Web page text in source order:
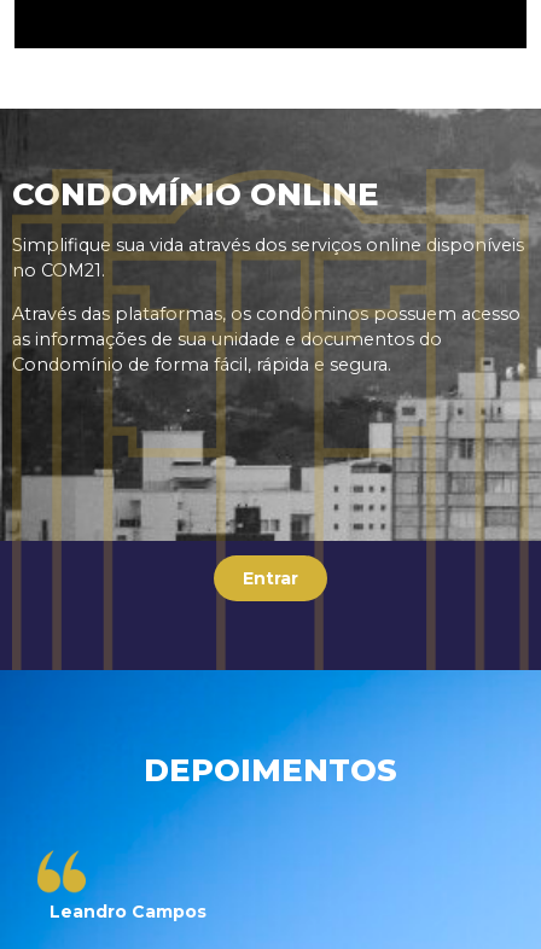
CONDOMÍNIO ONLINE
Simplifique sua vida através dos serviços online disponíveis
no COM21.
Através das plataformas, os condôminos possuem acesso
as informações de sua unidade e documentos do
Condomínio de forma fácil, rápida e segura.
Entrar
DEPOIMENTOS
Leandro Campos